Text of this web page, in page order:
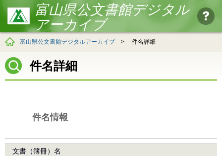
富山県公文書館デジタル
アーカイブ
富山県公文書館デジタルアーカイブ > 件名詳細
件名詳細
件名情報
文書（簿冊）名